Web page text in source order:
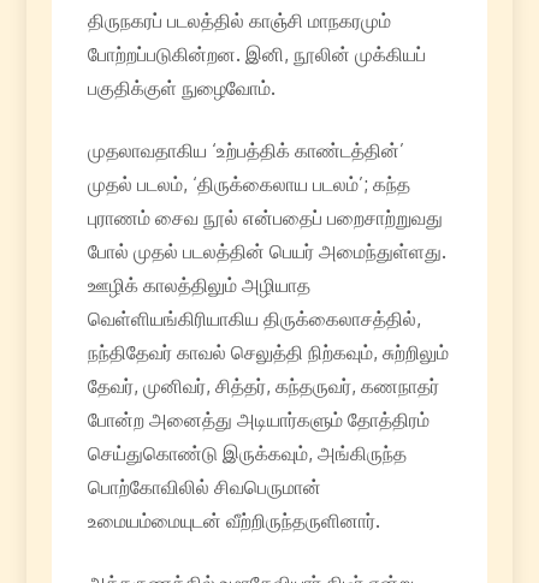
திருநகரப் படலத்தில் காஞ்சி மாநகரமும்
போற்றப்படுகின்றன. இனி, நூலின் முக்கியப்
பகுதிக்குள் நுழைவோம்.
முதலாவதாகிய ‘உற்பத்திக் காண்டத்தின்’
முதல் படலம், ‘திருக்கைலாய படலம்’; கந்த
புராணம் சைவ நூல் என்பதைப் பறைசாற்றுவது
போல் முதல் படலத்தின் பெயர் அமைந்துள்ளது.
ஊழிக் காலத்திலும் அழியாத
வெள்ளியங்கிரியாகிய திருக்கைலாசத்தில்,
நந்திதேவர் காவல் செலுத்தி நிற்கவும், சுற்றிலும்
தேவர், முனிவர், சித்தர், கந்தருவர், கணநாதர்
போன்ற அனைத்து அடியார்களும் தோத்திரம்
செய்துகொண்டு இருக்கவும், அங்கிருந்த
பொற்கோவிலில் சிவபெருமான்
உமையம்மையுடன் வீற்றிருந்தருளினார்.